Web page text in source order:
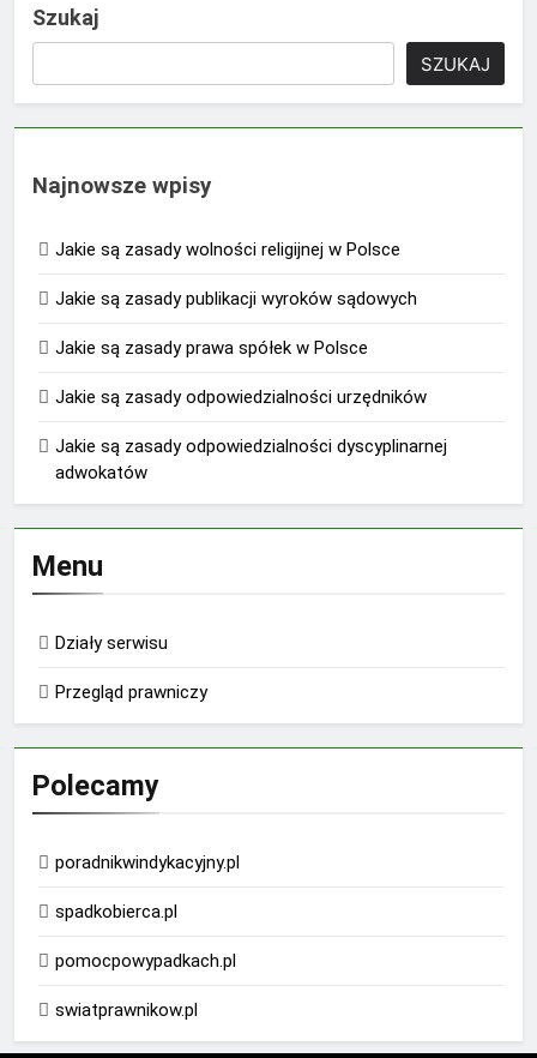
Szukaj
SZUKAJ
Najnowsze wpisy
Jakie są zasady wolności religijnej w Polsce
Jakie są zasady publikacji wyroków sądowych
Jakie są zasady prawa spółek w Polsce
Jakie są zasady odpowiedzialności urzędników
Jakie są zasady odpowiedzialności dyscyplinarnej
adwokatów
Menu
Działy serwisu
Przegląd prawniczy
Polecamy
poradnikwindykacyjny.pl
spadkobierca.pl
pomocpowypadkach.pl
swiatprawnikow.pl